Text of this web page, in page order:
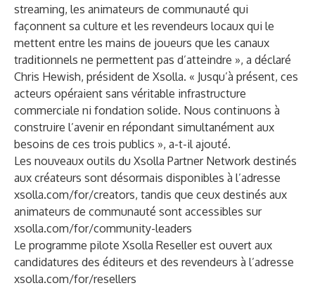
streaming, les animateurs de communauté qui
façonnent sa culture et les revendeurs locaux qui le
mettent entre les mains de joueurs que les canaux
traditionnels ne permettent pas d’atteindre », a déclaré
Chris Hewish, président de Xsolla. « Jusqu’à présent, ces
acteurs opéraient sans véritable infrastructure
commerciale ni fondation solide. Nous continuons à
construire l’avenir en répondant simultanément aux
besoins de ces trois publics », a-t-il ajouté.
Les nouveaux outils du Xsolla Partner Network destinés
aux créateurs sont désormais disponibles à l’adresse
xsolla.com/for/creators, tandis que ceux destinés aux
animateurs de communauté sont accessibles sur
xsolla.com/for/community-leaders
Le programme pilote Xsolla Reseller est ouvert aux
candidatures des éditeurs et des revendeurs à l’adresse
xsolla.com/for/resellers